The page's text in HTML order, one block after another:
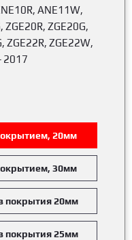
ANE11W,
ZGE20G,
ZGE22R, ZGE22W,
2017
20мм
30мм
покрытия 20мм
покрытия 25мм